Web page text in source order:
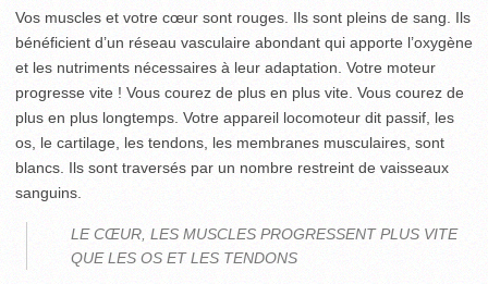
Vos muscles et votre cœur sont rouges. Ils sont pleins de sang. Ils
bénéficient d’un réseau vasculaire abondant qui apporte l’oxygène
et les nutriments nécessaires à leur adaptation. Votre moteur
progresse vite ! Vous courez de plus en plus vite. Vous courez de
plus en plus longtemps. Votre appareil locomoteur dit passif, les
os, le cartilage, les tendons, les membranes musculaires, sont
blancs. Ils sont traversés par un nombre restreint de vaisseaux
sanguins.
LE CŒUR, LES MUSCLES PROGRESSENT PLUS VITE
QUE LES OS ET LES TENDONS